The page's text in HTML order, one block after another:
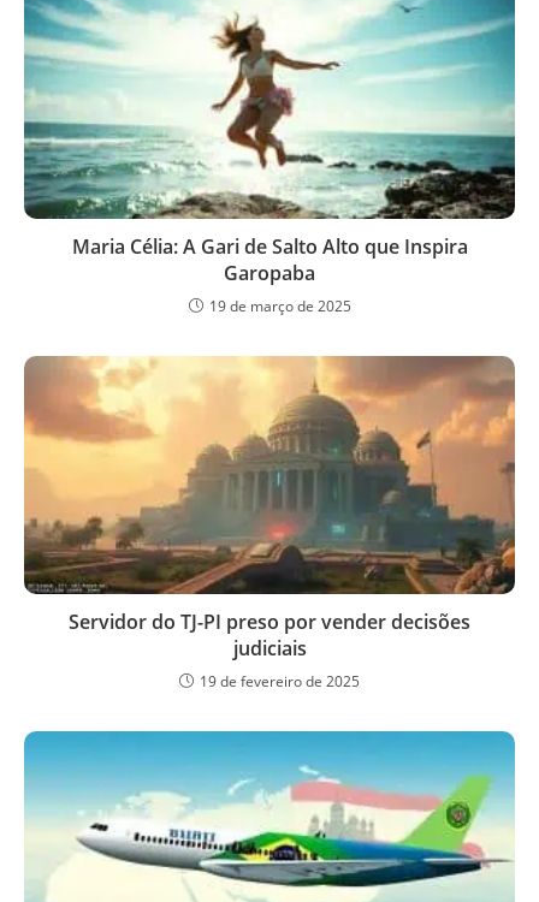
Maria Célia: A Gari de Salto Alto que Inspira
Garopaba
19 de março de 2025
Servidor do TJ-PI preso por vender decisões
judiciais
19 de fevereiro de 2025